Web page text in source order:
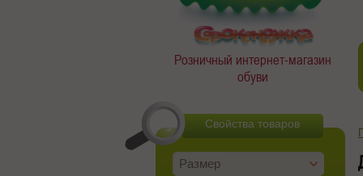
Розничный интернет-магазин
обуви
Размер
Свойства товаров